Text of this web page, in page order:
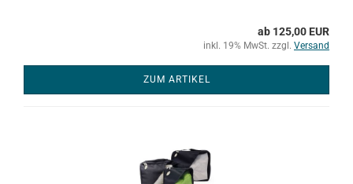
ab 125,00 EUR
inkl. 19% MwSt. zzgl. Versand
ZUM ARTIKEL